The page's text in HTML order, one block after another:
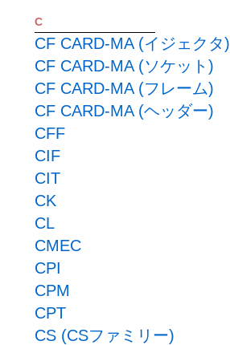
C
CF CARD-MA (イジェクタ)
CF CARD-MA (ソケット)
CF CARD-MA (フレーム)
CF CARD-MA (ヘッダー)
CFF
CIF
CIT
CK
CL
CMEC
CPI
CPM
CPT
CS (CSファミリー)